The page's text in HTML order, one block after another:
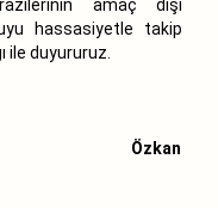
amaç dışı
hassasiyetle takip
ile duyururuz.
Özkan